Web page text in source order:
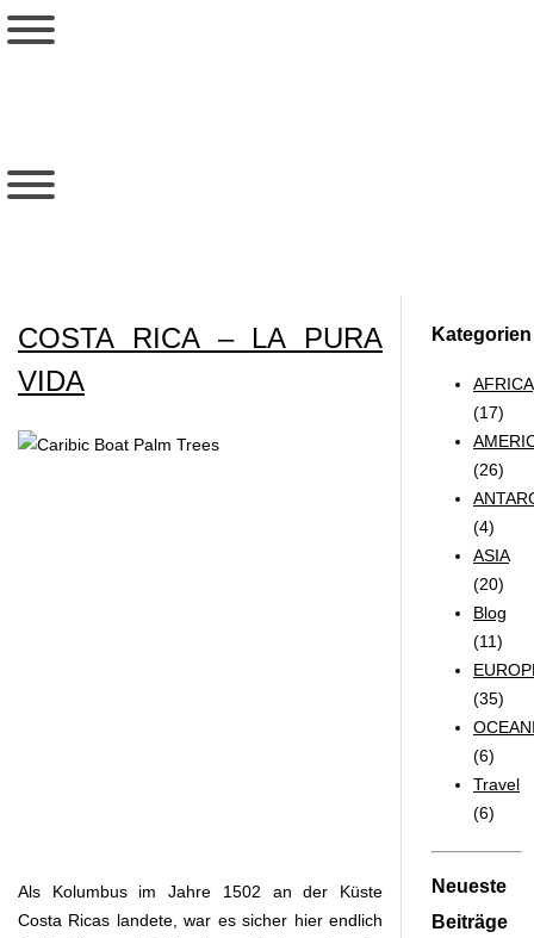
COSTA RICA – LA PURA
VIDA
Als Kolumbus im Jahre 1502 an der Küste
Costa Ricas landete, war es sicher hier endlich
Kategorien
AFRICA
(17)
(26)
(4)
ASIA
(20)
Blog
(11)
(35)
(6)
Travel
(6)
Neueste
Beiträge